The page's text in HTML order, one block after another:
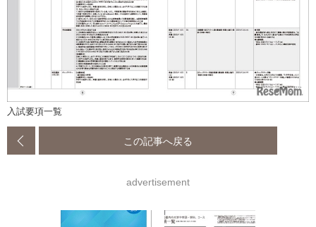
入試要項一覧
この記事へ戻る
advertisement